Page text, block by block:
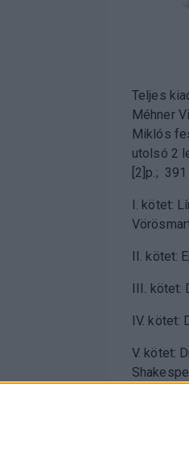
Teljes
Méhner
Miklós
utolsó 2
[2]p.; 391
I. kötet:
II. kötet:
III. kötet:
IV. kötet:
V. kötet: